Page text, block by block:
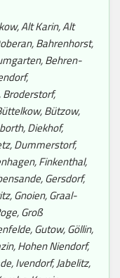
Alt Karin, Alt
Bahrenhorst,
Behren-
Broderstorf,
Bützow,
Diekhof,
Dummerstorf,
Finkenthal,
Gersdorf,
Gnoien, Graal-
Groß
Gutow, Göllin,
Hohen Niendorf,
Ivendorf, Jabelitz,